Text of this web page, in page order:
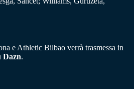
e Athletic Bilbao verrà trasmessa in
Dazn.